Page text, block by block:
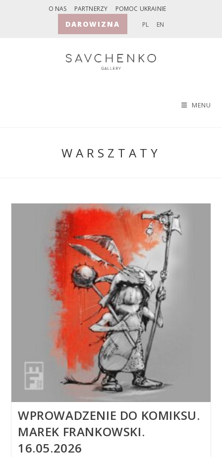
O NAS PARTNERZY POMOC UKRAINIE
DAROWIZNA PL EN
MENU
WARSZTATY
WPROWADZENIE DO KOMIKSU.
MAREK FRANKOWSKI.
16.05.2026